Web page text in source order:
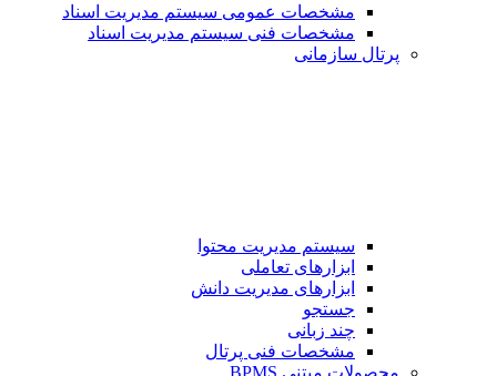
مشخصات عمومی سیستم مدیریت اسناد
مشخصات فنی سیستم مدیریت اسناد
پرتال سازمانی
سیستم مدیریت محتوا
ابزارهای تعاملی
ابزارهای مدیریت دانش
جستجو
چند زبانی
مشخصات فنی پرتال
محصولات مبتنی BPMS